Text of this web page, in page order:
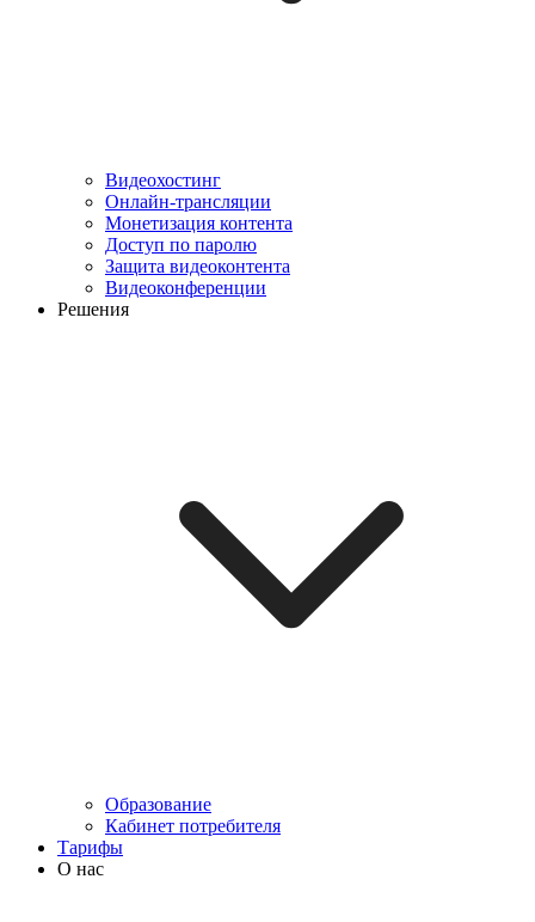
Видеохостинг
Онлайн-трансляции
Монетизация контента
Доступ по паролю
Защита видеоконтента
Видеоконференции
Решения
Образование
Кабинет потребителя
Тарифы
О нас